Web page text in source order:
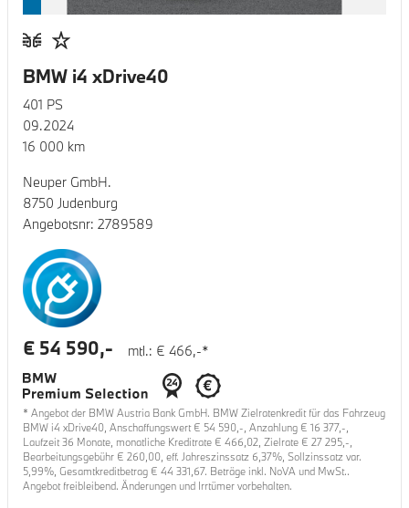
BMW i4 xDrive40
401 PS
09.2024
16 000 km
Neuper GmbH.
8750 Judenburg
Angebotsnr: 2789589
mtl.: € 466,-*
€ 54 590,-
* Angebot der BMW Austria Bank GmbH. BMW Zielratenkredit für das Fahrzeug
BMW i4 xDrive40, Anschaffungswert € 54 590,-, Anzahlung € 16 377,-,
Laufzeit36 Monate, monatliche Kreditrate € 466,02, Zielrate € 27 295,-,
Bearbeitungsgebühr € 260,00, eff. Jahreszinssatz 6,37%, Sollzinssatz var.
5,99%, Gesamtkreditbetrag € 44 331,67. Beträge inkl. NoVA und MwSt..
Angebot freibleibend. Änderungen und Irrtümer vorbehalten.